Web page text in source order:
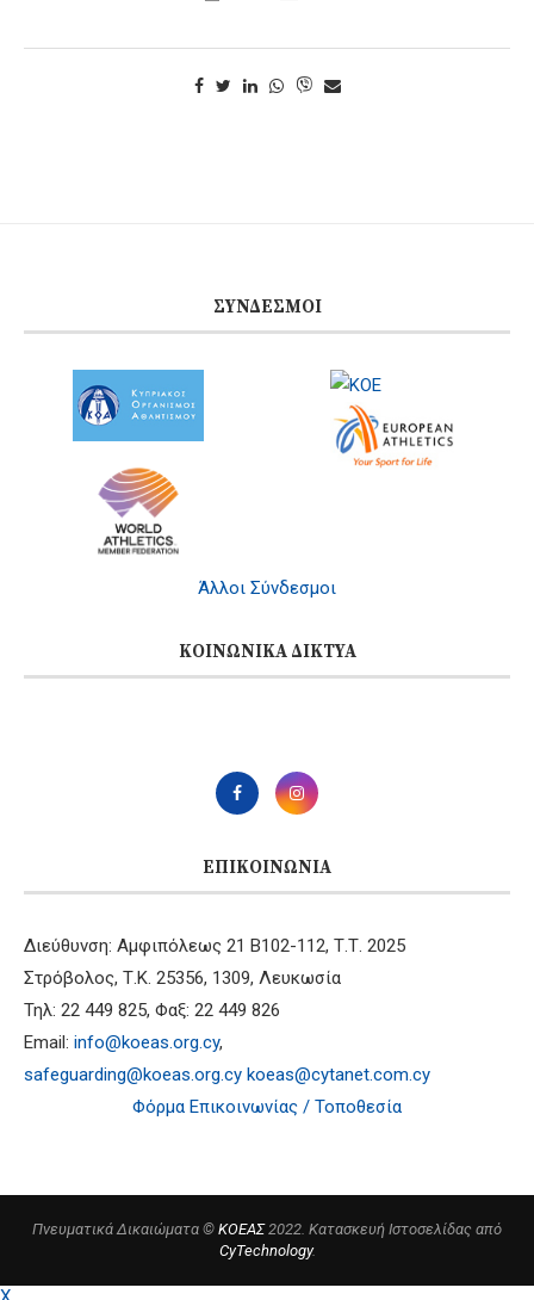
ΣΎΝΔΕΣΜΟΙ
Άλλοι Σύνδεσμοι
ΚΟΙΝΩΝΙΚΆ ΔΊΚΤΥΑ
ΕΠΙΚΟΙΝΩΝΊΑ
Διεύθυνση: Αμφιπόλεως 21 B102-112, Τ.Τ. 2025
Στρόβολος, Τ.Κ. 25356, 1309, Λευκωσία
Τηλ: 22 449 825, Φαξ: 22 449 826
Email: info@koeas.org.cy,
safeguarding@koeas.org.cy koeas@cytanet.com.cy
Φόρμα Επικοινωνίας / Τοποθεσία
Πνευματικά Δικαιώματα © ΚΟΕΑΣ2022. Κατασκευή Ιστοσελίδας από
CyTechnology.